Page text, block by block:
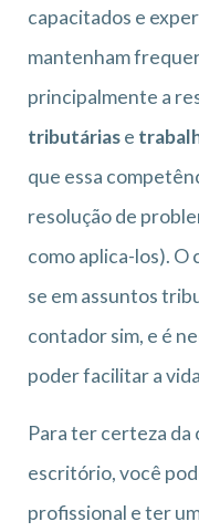
capacitados e
mantenham
principalmente a
tributáriase
que essa
resolução de
como aplica-los). O
se em assuntos
contador sim, e é
poder facilitar a
Para ter certeza
escritório, você
profissional e ter